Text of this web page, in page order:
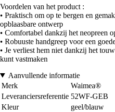
Voordelen van het product :
• Praktisch om op te bergen en
opblaasbare ontwerp
• Comfortabel dankzij het neopreen
• Robuuste handgreep voor een
• Je verliest hem niet dankzij het
kunt vastmaken
Aanvullende informatie
Merk
Waimea®
Leveranciersreferentie 52WF-GEB
Kleur
geel/blauw